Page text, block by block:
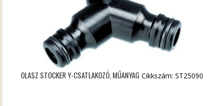
OLASZ STOCKER Y-CSATLAKOZÓ, MŰANYAG Cikkszám: ST25090